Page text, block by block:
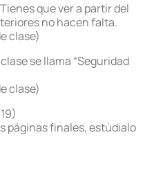
que ver a partir del
no hacen falta.
clase)
se llama “Seguridad
clase)
páginas finales, estúdialo